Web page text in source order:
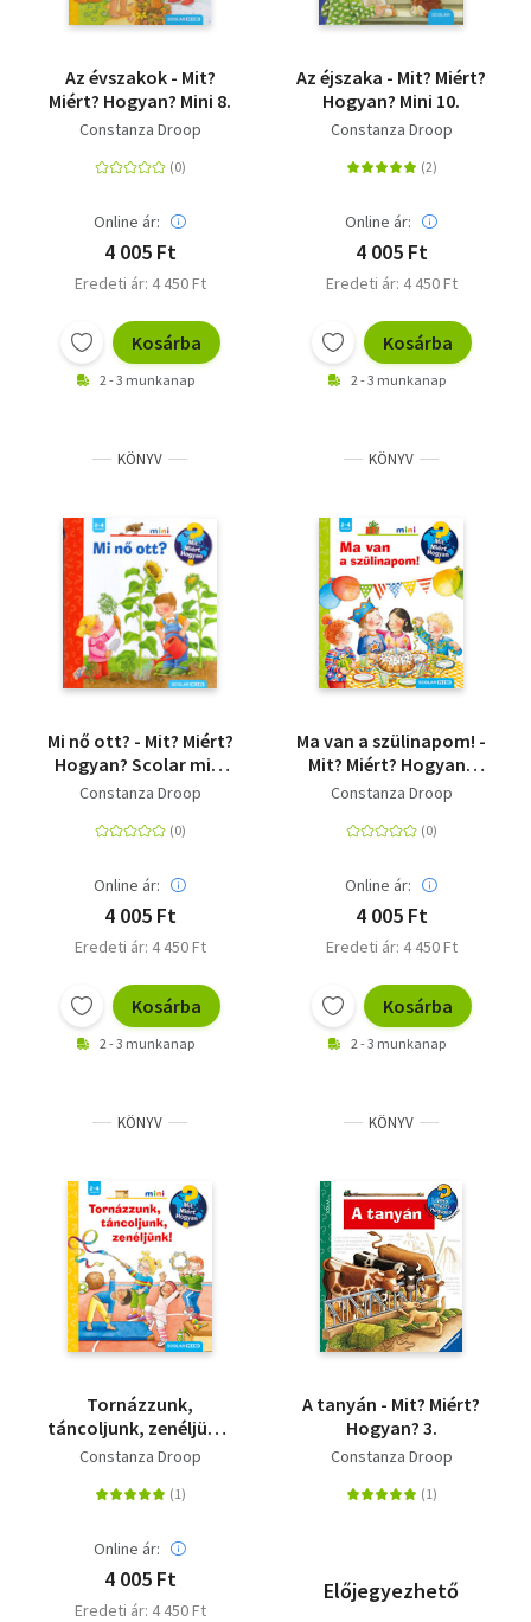
Vallás
Az évszakok - Mit?
Miért? Hogyan? Mini 8.
Constanza Droop
Online ár:
4 005 Ft
Eredeti ár: 4 450 Ft
Kosárba
2 - 3 munkanap
Az éjszaka - Mit? Miért?
Hogyan? Mini 10.
Constanza Droop
Online ár:
4 005 Ft
Eredeti ár: 4 450 Ft
Kosárba
2 - 3 munkanap
KÖNYV
Mi nő ott? - Mit? Miért?
Hogyan? Scolar mini
17.
Constanza Droop
Online ár:
4 005 Ft
Eredeti ár: 4 450 Ft
Kosárba
2 - 3 munkanap
KÖNYV
Ma van a szülinapom! -
Mit? Miért? Hogyan?
mini
Constanza Droop
Online ár:
4 005 Ft
Eredeti ár: 4 450 Ft
Kosárba
2 - 3 munkanap
KÖNYV
Tornázzunk,
táncoljunk, zenéljünk!
- Mit? Miért? Hogyan?
Constanza Droop
Online ár:
4 005 Ft
Eredeti ár: 4 450 Ft
KÖNYV
A tanyán - Mit? Miért?
Hogyan? 3.
Constanza Droop
Előjegyezhető